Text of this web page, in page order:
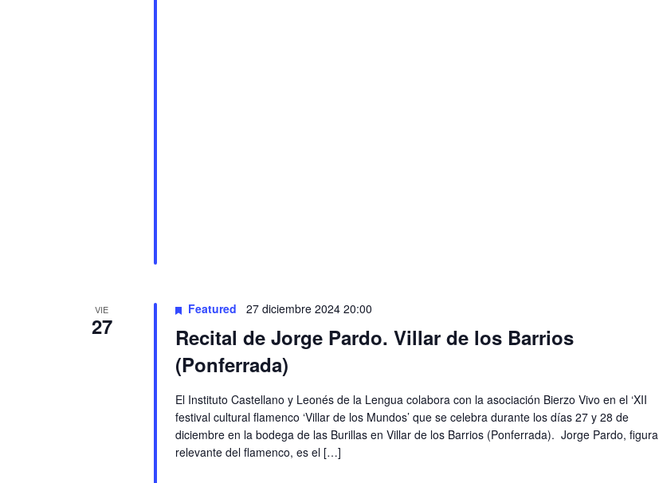
VIE
27
Featured 27 diciembre 2024 20:00
Recital de Jorge Pardo. Villar de los Barrios
(Ponferrada)
El Instituto Castellano y Leonés de la Lengua colabora con la asociación Bierzo Vivo en el ‘XII
festival cultural flamenco ‘Villar de los Mundos’ que se celebra durante los días 27 y 28 de
diciembre en la bodega de las Burillas en Villar de los Barrios (Ponferrada). Jorge Pardo, figura
relevante del flamenco, es el […]